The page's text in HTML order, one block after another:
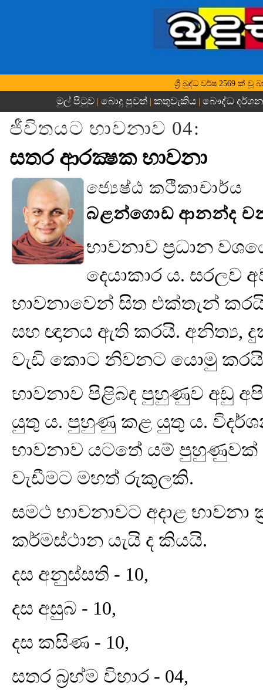
ශ්‍රී බුද්ධ වර්ෂ 2569 ක් වූ
මුල් පිටුව | බොදු පුවත්| කතුවැකිය| බෞද්ධ
ජීවිතයට භාවනාව 04:
සතර ආරක්‍ෂක භාවනා
ජ්‍යෙෂ්ඨ කථිකාචාර්ය
බළන්ගොඩ ආනන්ද
භාවනාව ප්‍රධාන
දෙයාකාර ය. සරලව
භාවනාවෙන් සිත එක්තැන්
සහ ඥානය ඇති කරයි. අනිත්‍ය,
වැඩි කොට නිවනට යොමු
භාවනාව පිළිබඳ පුහුණුව අඩු
යුතු ය. පුහුණු කළ යුතු ය.
භාවනාව යටතේ යම් පුහුණුවක්
වැඩීමට මහත් රුකුලකි.
සමථ භාවනාවට අදාළ භාවනා
කර්මස්ථාන යැයි ද කියයි.
දස අනුස්සති - 10,
දස අසුබ - 10,
දස කසිණ - 10,
සතර බ්‍රහ්ම විහාර - 04,